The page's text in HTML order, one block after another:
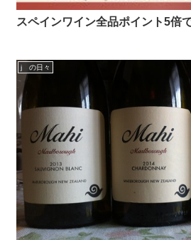
スペインワイン全品ポイント5倍で
j の日々